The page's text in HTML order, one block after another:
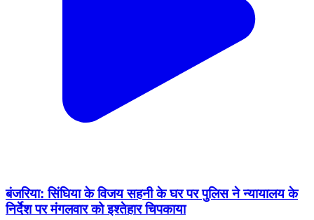
बंजरिया: सिंघिया के विजय सहनी के घर पर पुलिस ने न्यायालय के
निर्देश पर मंगलवार को इश्तेहार चिपकाया